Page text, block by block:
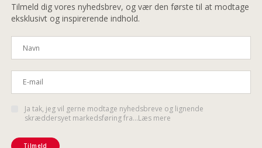
Tilmeld dig vores nyhedsbrev, og vær den første til at modtage
eksklusivt og inspirerende indhold.
Ja tak, jeg vil gerne modtage nyhedsbreve og lignende
skræddersyet markedsføring fra...Læs mere
Tilmeld